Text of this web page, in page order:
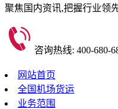
聚焦国内资讯,把握行业领
咨询热线: 400-680-
网站首页
全国机场货运
业务范围